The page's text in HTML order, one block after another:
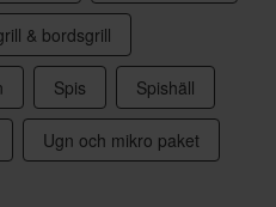
& bordsgrill
Spis Spishäll
Ugn och mikro paket